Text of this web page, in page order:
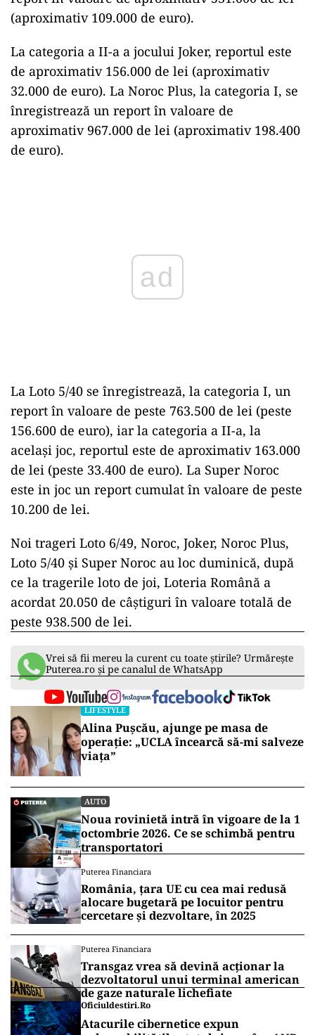
(aproximativ 109.000 de euro).
La categoria a II-a a jocului Joker, reportul este
de aproximativ 156.000 de lei (aproximativ
32.000 de euro). La Noroc Plus, la categoria I, se
înregistrează un report în valoare de
aproximativ 967.000 de lei (aproximativ 198.400
de euro).
La Loto 5/40 se înregistrează, la categoria I, un
report în valoare de peste 763.500 de lei (peste
156.600 de euro), iar la categoria a II-a, la
acelaşi joc, reportul este de aproximativ 163.000
de lei (peste 33.400 de euro). La Super Noroc
este in joc un report cumulat în valoare de peste
10.200 de lei.
Noi trageri Loto 6/49, Noroc, Joker, Noroc Plus,
Loto 5/40 şi Super Noroc au loc duminică, după
ce la tragerile loto de joi, Loteria Română a
acordat 20.050 de câştiguri în valoare totală de
peste 938.500 de lei.
Vrei să fii mereu la curent cu toate știrile? Urmărește
Puterea.ro și pe canalul de WhatsApp
LIFESTYLE
Alina Pușcău, ajunge pe masa de
operație: „UCLA încearcă să-mi salveze
viața”
AUTO
Noua rovinietă intră în vigoare de la 1
octombrie 2026. Ce se schimbă pentru
transportatori
Puterea Financiara
România, țara UE cu cea mai redusă
alocare bugetară pe locuitor pentru
cercetare și dezvoltare, în 2025
Puterea Financiara
Transgaz vrea să devină acționar la
dezvoltatorul unui terminal american
de gaze naturale lichefiate
Oficiuldestiri.ro
Atacurile cibernetice expun